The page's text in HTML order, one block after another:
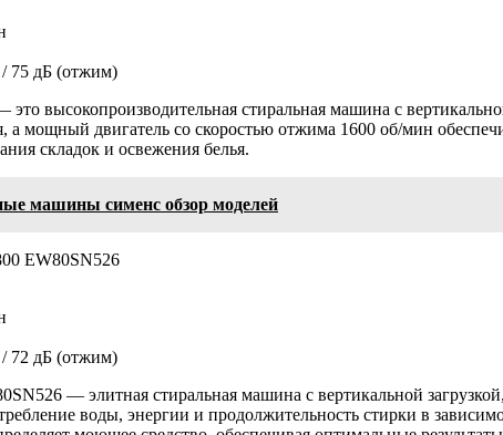
75 дБ (отжим)
высокопроизводительная стиральная машина с
а мощный двигатель со скоростью отжима 1600 об/мин
складок и освежения белья.
машины сименс обзор моделей
EW80SN526
72 дБ (отжим)
— элитная стиральная машина с вертикальной
воды, энергии и продолжительность стирки в